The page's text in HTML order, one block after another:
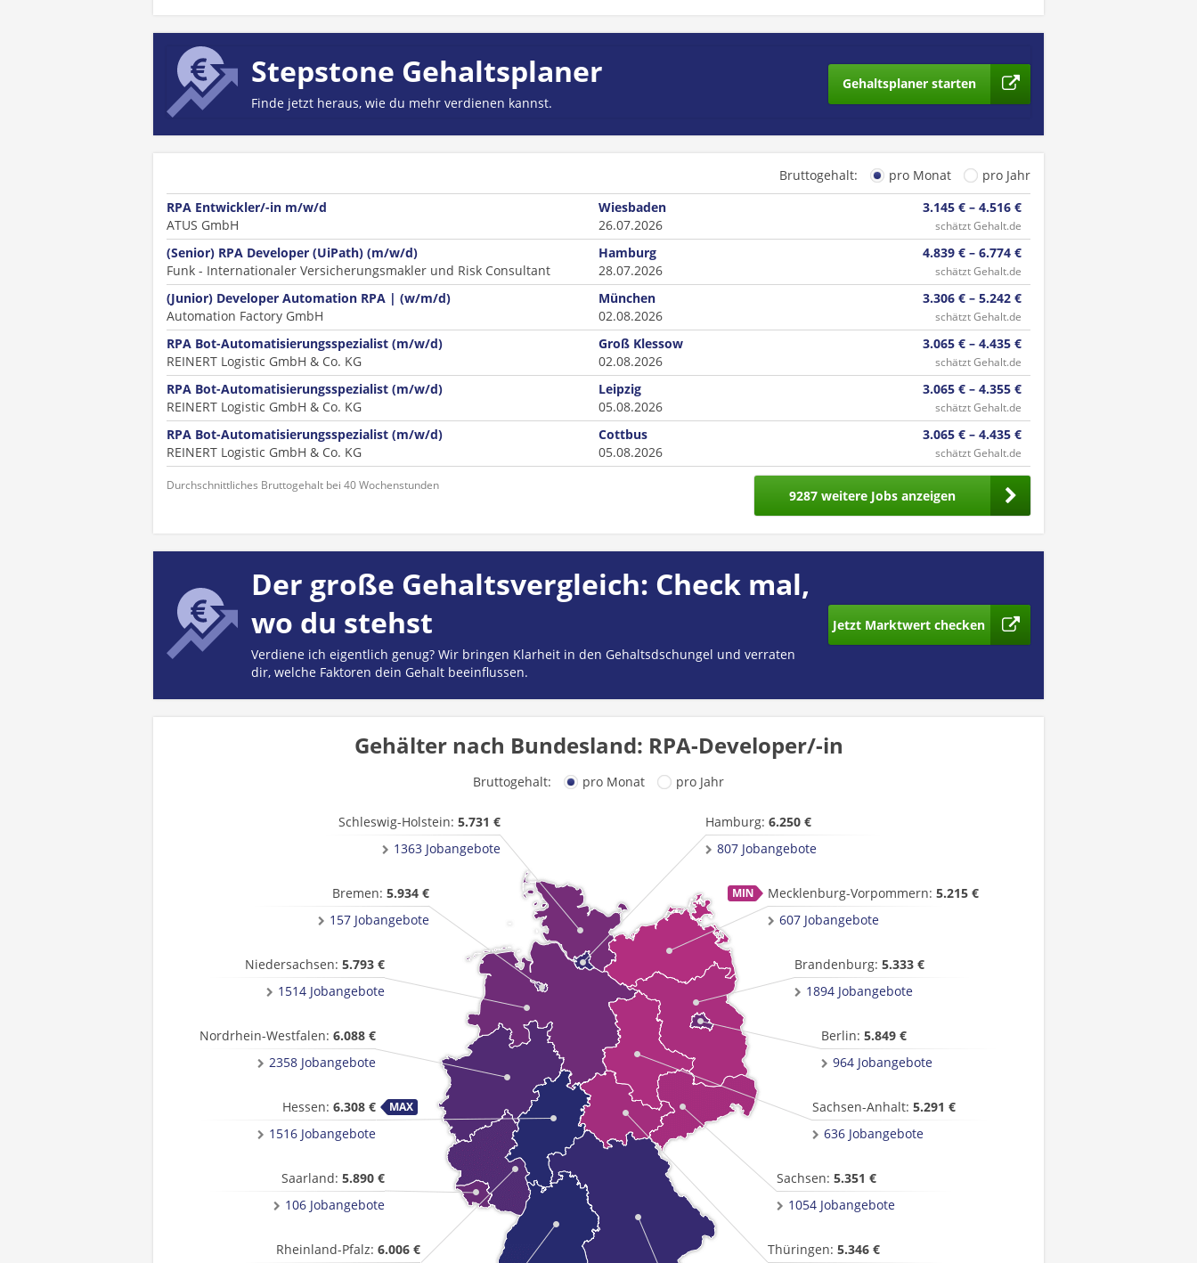
Stepstone Gehaltsplaner
Finde jetzt heraus, wie du mehr verdienen kannst.
Gehaltsplaner starten
Bruttogehalt: pro Monat
pro Jahr
RPA Entwickler/-in m/w/d
ATUS GmbH
Wiesbaden
26.07.2026
3.145 € – 4.516 €
schätzt Gehalt.de
(Senior) RPA Developer (UiPath) (m/w/d)
Funk - Internationaler Versicherungsmakler und Risk Consultant
Hamburg
28.07.2026
4.839 € – 6.774 €
schätzt Gehalt.de
(Junior) Developer Automation RPA | (w/m/d)
Automation Factory GmbH
München
02.08.2026
3.306 € – 5.242 €
schätzt Gehalt.de
RPA Bot-Automatisierungsspezialist (m/w/d)
REINERT Logistic GmbH & Co. KG
Groß Klessow
02.08.2026
3.065 € – 4.435 €
schätzt Gehalt.de
RPA Bot-Automatisierungsspezialist (m/w/d)
REINERT Logistic GmbH & Co. KG
Leipzig
05.08.2026
3.065 € – 4.355 €
schätzt Gehalt.de
RPA Bot-Automatisierungsspezialist (m/w/d)
REINERT Logistic GmbH & Co. KG
Cottbus
05.08.2026
3.065 € – 4.435 €
schätzt Gehalt.de
Durchschnittliches Bruttogehalt bei 40 Wochenstunden
9287 weitere Jobs anzeigen
Der große Gehaltsvergleich: Check mal,
wo du stehst
Verdiene ich eigentlich genug? Wir bringen Klarheit in den Gehaltsdschungel und verraten
dir, welche Faktoren dein Gehalt beeinflussen.
Jetzt Marktwert checken
Gehälter nach Bundesland: RPA-Developer/-in
Bruttogehalt: pro Monat pro Jahr
Berlin: 5.849 €
964 Jobangebote
Brandenburg: 5.333 €
1894 Jobangebote
Bremen: 5.934 €
157 Jobangebote
Hamburg: 6.250 €
807 Jobangebote
Hessen: 6.308 €
1516 Jobangebote
Mecklenburg-Vorpommern: 5.215 €
607 Jobangebote
Niedersachsen: 5.793 €
1514 Jobangebote
Nordrhein-Westfalen: 6.088 €
2358 Jobangebote
Rheinland-Pfalz: 6.006 €
Saarland: 5.890 €
106 Jobangebote
Sachsen: 5.351 €
1054 Jobangebote
Sachsen-Anhalt: 5.291 €
636 Jobangebote
Schleswig-Holstein: 5.731 €
1363 Jobangebote
Thüringen: 5.346 €